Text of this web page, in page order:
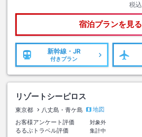
税込
宿泊プランを見る
新幹線・JR
付きプラン
リゾートシーピロス
東京都 八丈島・青ケ島
地図
お客様アンケート評価
対象外
るるぶトラベル評価
集計中